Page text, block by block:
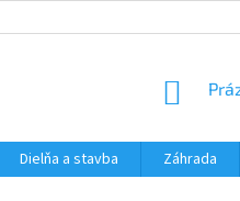
Dielňa a stavba Záhrada